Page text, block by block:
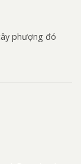
phượng đó